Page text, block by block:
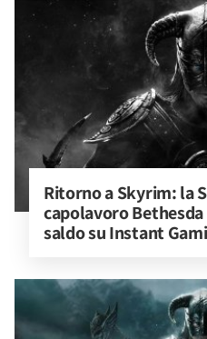
Ritorno a Skyrim: la
capolavoro Bethesda
saldo su Instant